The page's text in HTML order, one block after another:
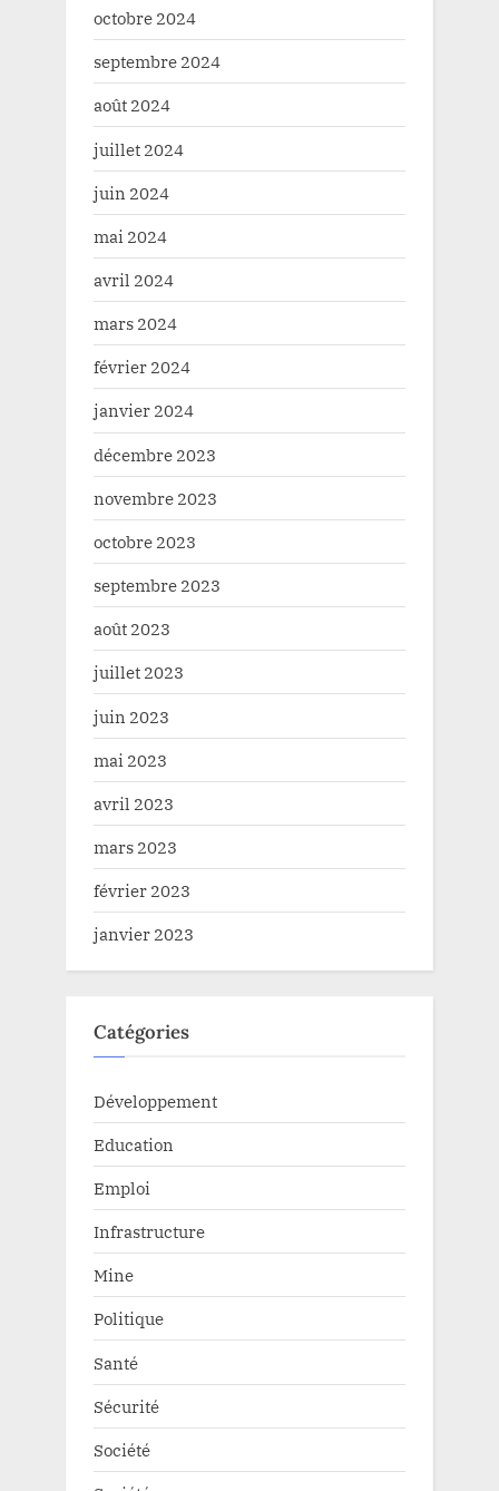
octobre 2024
septembre 2024
août 2024
juillet 2024
juin 2024
mai 2024
avril 2024
mars 2024
février 2024
janvier 2024
décembre 2023
novembre 2023
octobre 2023
septembre 2023
août 2023
juillet 2023
juin 2023
mai 2023
avril 2023
mars 2023
février 2023
janvier 2023
Catégories
Développement
Education
Emploi
Infrastructure
Mine
Politique
Santé
Sécurité
Société